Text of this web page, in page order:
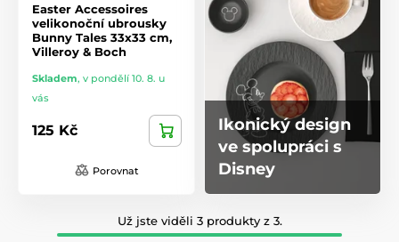
Easter Accessoires
velikonoční ubrousky
Bunny Tales 33x33 cm,
Villeroy & Boch
Skladem, v pondělí 10. 8. u
vás
125 Kč
Porovnat
Ikonický design
ve spolupráci s
Disney
Už jste viděli 3 produkty z 3.